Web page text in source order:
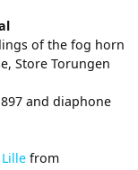
of the fog horn
Store Torungen
and diaphone
from